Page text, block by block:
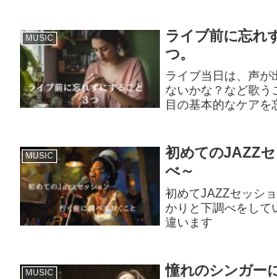
やエピソードをお話
気持ちをリフレッシ
にしたいと思ってい
MUSIC
ライブ前に忘れ
つ。
ライブ当日は、声が
ないかな？など歌う
目の基本的なケアを
ステージが客席から
え、マイクを持つ手
MUSIC
初めてのJAZZ
べ～
初めてJAZZセッシ
かりと下調べをして
違います
MUSIC
憧れのシンガー